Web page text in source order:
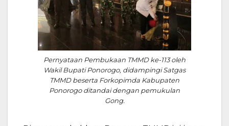
Pernyataan Pembukaan TMMD ke-113 oleh
Wakil Bupati Ponorogo, didampingi Satgas
TMMD beserta Forkopimda Kabupaten
Ponorogo ditandai dengan pemukulan
Gong.